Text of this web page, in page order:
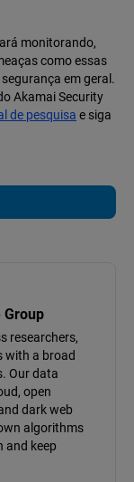
monitorando,
como essas
em geral.
Akamai Security
de pesquisa e siga
researchers,
with a broad
Our data
open
dark web
algorithms
and keep